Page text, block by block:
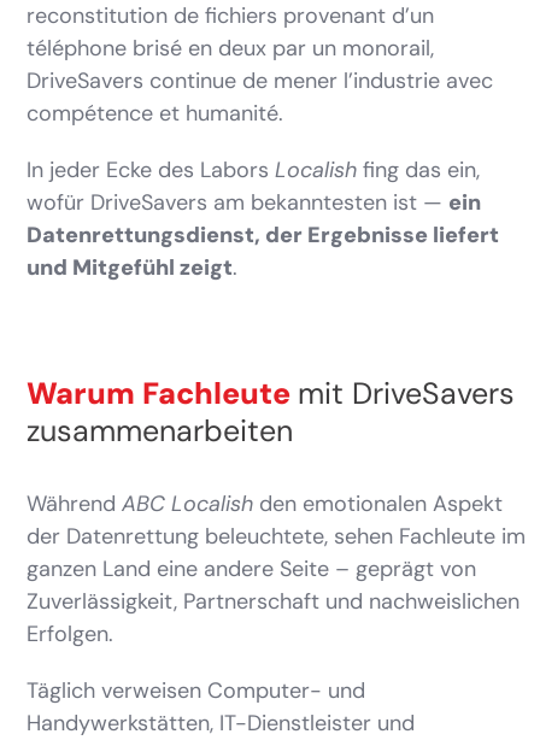
reconstitution de fichiers provenant d’un
téléphone brisé en deux par un monorail,
DriveSavers continue de mener l’industrie avec
compétence et humanité.
In jeder Ecke des LaborsLocalish fing das ein,
wofür DriveSavers am bekanntesten ist — ein
Datenrettungsdienst, der Ergebnisse liefert
und Mitgefühl zeigt.
Warum Fachleute mit DriveSavers
zusammenarbeiten
WährendABC Localish den emotionalen Aspekt
der Datenrettung beleuchtete, sehen Fachleute im
ganzen Land eine andere Seite – geprägt von
Zuverlässigkeit, Partnerschaft und nachweislichen
Erfolgen.
Täglich verweisen Computer- und
Handywerkstätten, IT-Dienstleister und